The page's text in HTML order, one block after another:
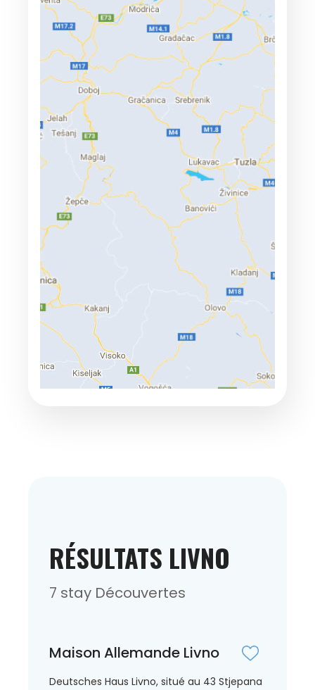
RÉSULTATS LIVNO
7 stay Découvertes
Maison Allemande Livno
Deutsches Haus Livno, situé au 43 Stjepana